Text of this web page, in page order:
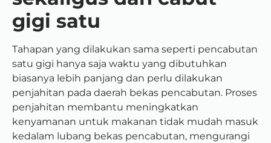
gigi satu
Tahapan yang dilakukan sama seperti pencabutan
satu gigi hanya saja waktu yang dibutuhkan
biasanya lebih panjang dan perlu dilakukan
penjahitan pada daerah bekas pencabutan. Proses
penjahitan membantu meningkatkan
kenyamanan untuk makanan tidak mudah masuk
kedalam lubang bekas pencabutan, mengurangi